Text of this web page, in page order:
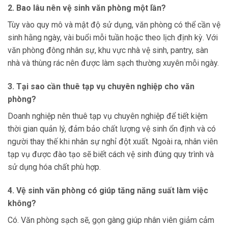
2. Bao lâu nên vệ sinh văn phòng một lần?
Tùy vào quy mô và mật độ sử dụng, văn phòng có thể cần vệ
sinh hằng ngày, vài buổi mỗi tuần hoặc theo lịch định kỳ. Với
văn phòng đông nhân sự, khu vực nhà vệ sinh, pantry, sàn
nhà và thùng rác nên được làm sạch thường xuyên mỗi ngày.
3. Tại sao cần thuê tạp vụ chuyên nghiệp cho văn
phòng?
Doanh nghiệp nên thuê tạp vụ chuyên nghiệp để tiết kiệm
thời gian quản lý, đảm bảo chất lượng vệ sinh ổn định và có
người thay thế khi nhân sự nghỉ đột xuất. Ngoài ra, nhân viên
tạp vụ được đào tạo sẽ biết cách vệ sinh đúng quy trình và
sử dụng hóa chất phù hợp.
4. Vệ sinh văn phòng có giúp tăng năng suất làm việc
không?
Có. Văn phòng sạch sẽ, gọn gàng giúp nhân viên giảm cảm